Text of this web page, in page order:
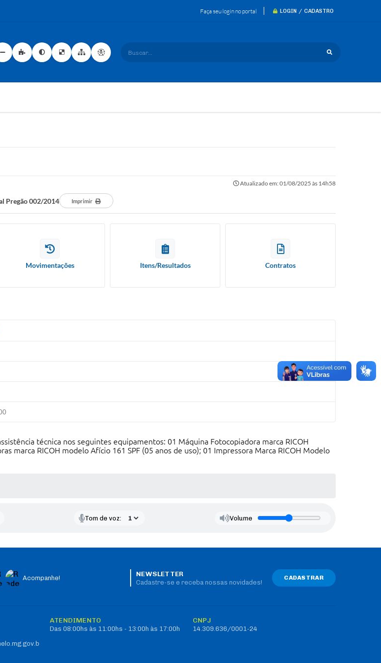
Faça seu login no portal LOGIN / CADASTRO
Buscar...
Atualizado em: 01/08/2025 às 14h58
Pregão 002/2014 Imprimir
Movimentações Itens/Resultados Contratos
técnica nos seguintes equipamentos: 01 Máquina Fotocopiadora marca RICOH
marca RICOH modelo Afício 161 SPF (05 anos de uso); 01 Impressora Marca RICOH Modelo
Tom de voz: Volume
Acompanhe! NEWSLETTER
Cadastre-se e receba nossas novidades!
CADASTRAR
ATENDIMENTO
Das 08:00hs às 11:00hs - 13:00h às 17:00h
CNPJ
14.309.636/0001-24